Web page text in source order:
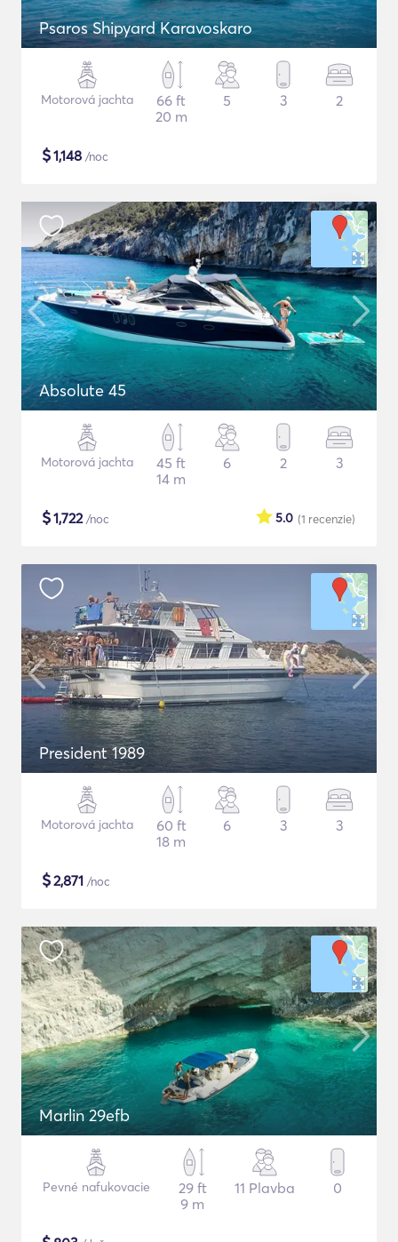
Psaros Shipyard Karavoskaro
Motorová jachta
66 ft
20 m
5 3 2
$1,148 /noc
Absolute 45
Motorová jachta
45 ft
14 m
6 2 3
$1,722/noc (1 recenzie)
5.0
President 1989
Motorová jachta
60 ft
18 m
6 3 3
$2,871 /noc
Marlin 29efb
Pevné nafukovacie
29 ft
9 m
11 Plavba 0